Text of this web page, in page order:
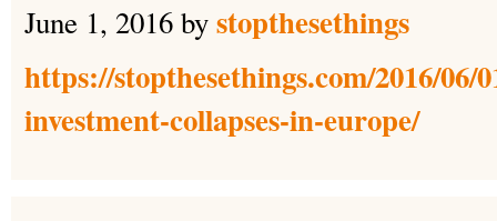
June 1, 2016bystopthesethings
https://stopthesethings.com/2016/
investment-collapses-in-europe/